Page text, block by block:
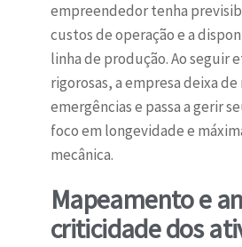
empreendedor tenha
custos de operação e a
linha de produção. Ao seguir
rigorosas, a empresa deixa de
emergências e passa a gerir
foco em longevidade e
mecânica.
Mapeamento e
criticidade dos